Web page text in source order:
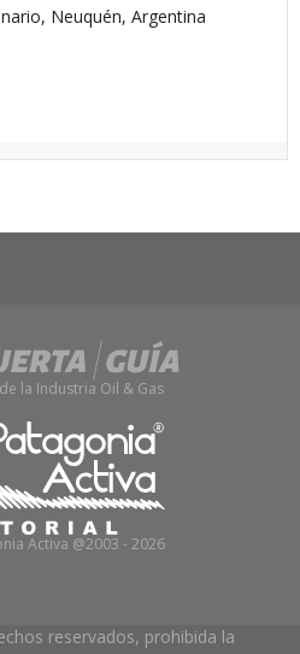
Neuquén, Argentina
la Industria Oil & Gas
Activa @2003 - 2026
reservados, prohibida la